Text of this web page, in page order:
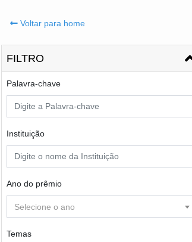
Voltar para home
FILTRO
Palavra-chave
Instituição
Ano do prêmio
Selecione o ano
Temas